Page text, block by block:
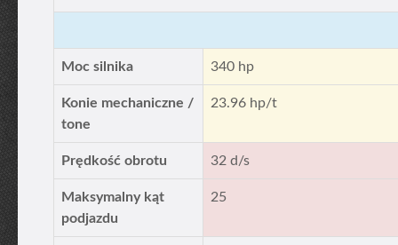
Moc silnika 340 hp
Konie mechaniczne /
tone
23.96 hp/t
Prędkość obrotu 32 d/s
Maksymalny kąt
podjazdu
25